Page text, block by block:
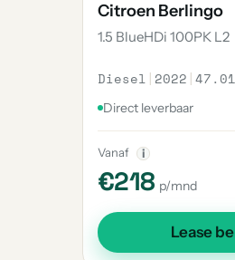
Citroen Berlingo
1.5 BlueHDi 100PK L2
Diesel | 2022 |
Direct leverbaar
Vanaf i
€218 p/mnd
Lease